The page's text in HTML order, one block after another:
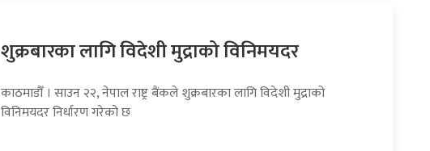
शुक्रबारका लागि विदेशी मुद्राको विनिमयदर
काठमाडौँ । साउन २२, नेपाल राष्ट्र बैंकले शुक्रबारका लागि विदेशी मुद्राको
विनिमयदर निर्धारण गरेको छ